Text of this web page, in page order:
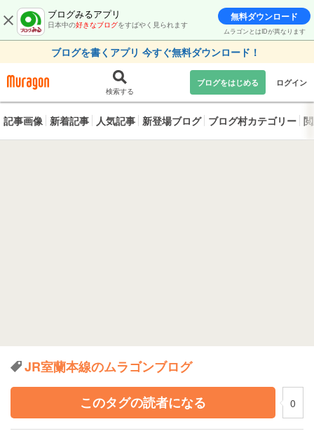
ブログみるアプリ
日本中の好きなブログをすばやく見られます
無料ダウンロード
ムラゴンとはIDが異なります
ブログを書くアプリ 今すぐ無料ダウンロード！
検索する
ブログをはじめる ログイン
記事画像 新着記事 人気記事 新登場ブログ ブログ村カテゴリー
JR室蘭本線のムラゴンブログ
このタグの読者になる
0